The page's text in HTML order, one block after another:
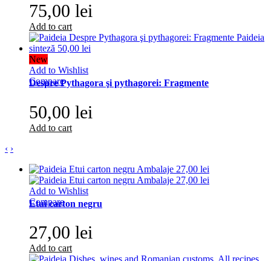
75,00 lei
Add to cart
New
Add to Wishlist
Compare
Despre Pythagora şi pythagorei: Fragmente
50,00 lei
Add to cart
‹ ›
Add to Wishlist
Compare
Etui carton negru
27,00 lei
Add to cart